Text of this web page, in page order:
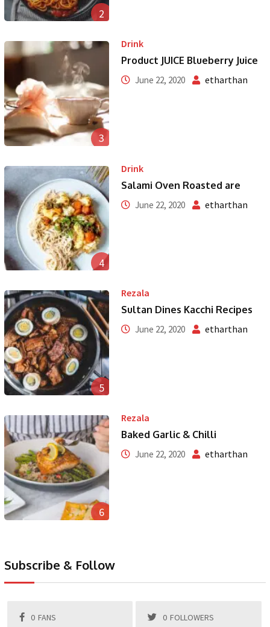
2
3
Drink
Product JUICE Blueberry Juice
June 22, 2020 etharthan
4
Drink
Salami Oven Roasted are
June 22, 2020 etharthan
5
Rezala
Sultan Dines Kacchi Recipes
June 22, 2020 etharthan
6
Rezala
Baked Garlic & Chilli
June 22, 2020 etharthan
Subscribe & Follow
0 FANS 0 FOLLOWERS